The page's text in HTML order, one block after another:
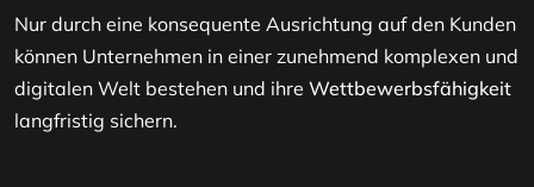
Nur durch eine konsequente Ausrichtung auf den Kunden
können Unternehmen in einer zunehmend komplexen und
digitalen Welt bestehen und ihre Wettbewerbsfähigkeit
langfristig sichern.